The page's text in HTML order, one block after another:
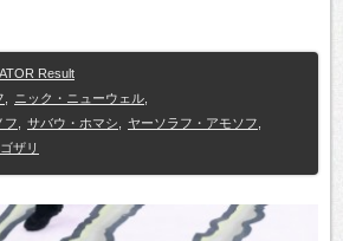
Result
ニック・ニューウェル
フ
サバウ・ホマシ ヤーソラフ・アモソフ
ザリ